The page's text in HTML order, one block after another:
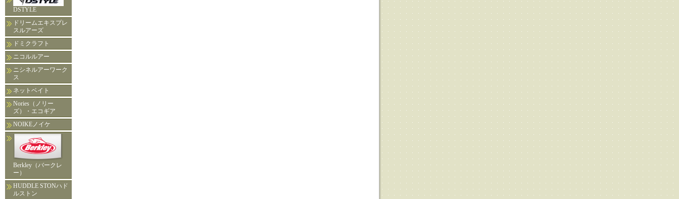
DSTYLE
ドリームエキスプレ
スルアーズ
ドミクラフト
ニコルルアー
ニシネルアーワーク
ス
ネットベイト
Nories（ノリー
ズ）・エコギア
NOIKEノイケ
Berkley（バークレ
ー）
HUDDLE STONハド
ルストン